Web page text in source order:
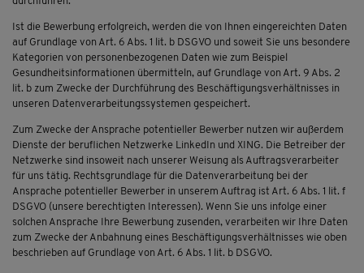
Ist die Bewerbung erfolgreich, werden die von Ihnen eingereichten Daten
auf Grundlage von Art. 6 Abs. 1 lit. b DSGVO und soweit Sie uns besondere
Kategorien von personenbezogenen Daten wie zum Beispiel
Gesundheitsinformationen übermitteln, auf Grundlage von Art. 9 Abs. 2
lit. b zum Zwecke der Durchführung des Beschäftigungsverhältnisses in
unseren Datenverarbeitungssystemen gespeichert.
Zum Zwecke der Ansprache potentieller Bewerber nutzen wir außerdem
Dienste der beruflichen Netzwerke LinkedIn und XING. Die Betreiber der
Netzwerke sind insoweit nach unserer Weisung als Auftragsverarbeiter
für uns tätig. Rechtsgrundlage für die Datenverarbeitung bei der
Ansprache potentieller Bewerber in unserem Auftrag ist Art. 6 Abs. 1 lit. f
DSGVO (unsere berechtigten Interessen). Wenn Sie uns infolge einer
solchen Ansprache Ihre Bewerbung zusenden, verarbeiten wir Ihre Daten
zum Zwecke der Anbahnung eines Beschäftigungsverhältnisses wie oben
beschrieben auf Grundlage von Art. 6 Abs. 1 lit. b DSGVO.